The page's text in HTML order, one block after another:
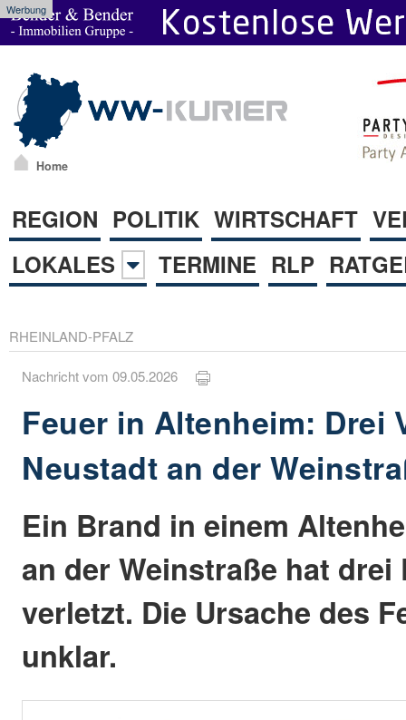
Werbung
Home
REGION POLITIK WIRTSCHAFT
LOKALES
TERMINE RLP
RHEINLAND-PFALZ
Nachricht vom 09.05.2026
Feuer in Altenheim: Drei
Neustadt an der
Ein Brand in einem
an der Weinstraße hat drei
verletzt. Die Ursache des
unklar.